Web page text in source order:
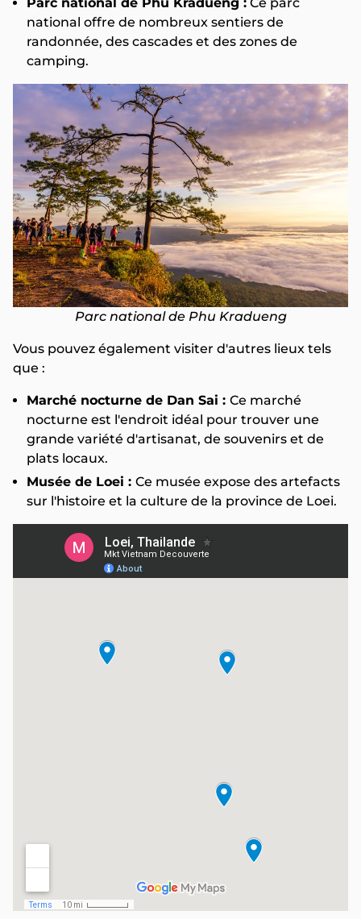
national offre de nombreux sentiers de
randonnée, des cascades et des zones de
camping.
Parc national de Phu Kradueng
Vous pouvez également visiter d'autres lieux tels
que :
Marché nocturne de Dan Sai : Ce marché
nocturne est l'endroit idéal pour trouver une
grande variété d'artisanat, de souvenirs et de
plats locaux.
Musée de Loei : Ce musée expose des artefacts
sur l'histoire et la culture de la province de Loei.